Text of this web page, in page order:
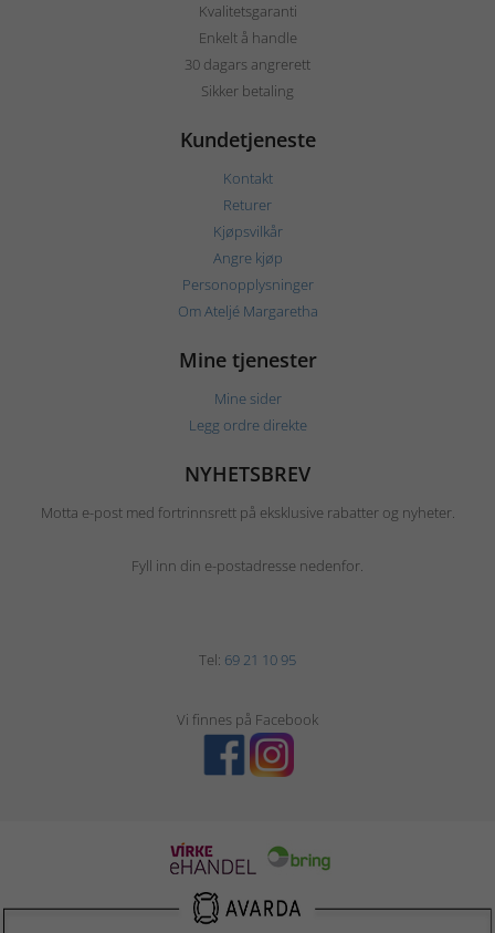
Kvalitetsgaranti
Enkelt å handle
30 dagars angrerett
Sikker betaling
Kundetjeneste
Kontakt
Returer
Kjøpsvilkår
Angre kjøp
Personopplysninger
Om Ateljé Margaretha
Mine tjenester
Mine sider
Legg ordre direkte
NYHETSBREV
Motta e-post med fortrinnsrett på eksklusive rabatter og nyheter.
Fyll inn din e-postadresse nedenfor.
Tel: 69 21 10 95
Vi finnes på Facebook